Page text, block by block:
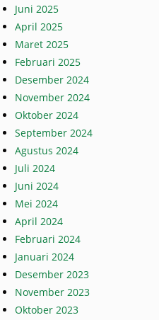
Juni 2025
April 2025
Maret 2025
Februari 2025
Desember 2024
November 2024
Oktober 2024
September 2024
Agustus 2024
Juli 2024
Juni 2024
Mei 2024
April 2024
Februari 2024
Januari 2024
Desember 2023
November 2023
Oktober 2023